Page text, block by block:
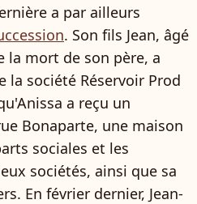
a par ailleurs
. Son fils Jean, âgé
la mort de son père, a
la société Réservoir Prod
a reçu un
Bonaparte, une maison
sociales et les
sociétés, ainsi que sa
En février dernier, Jean-